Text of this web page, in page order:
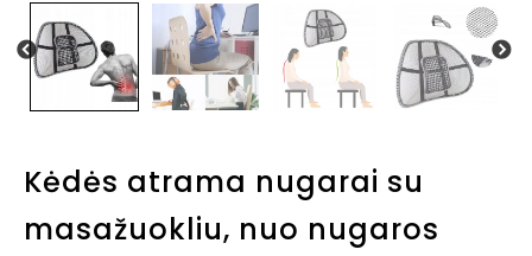
Kėdės atrama nugarai su
masažuokliu, nuo nugaros